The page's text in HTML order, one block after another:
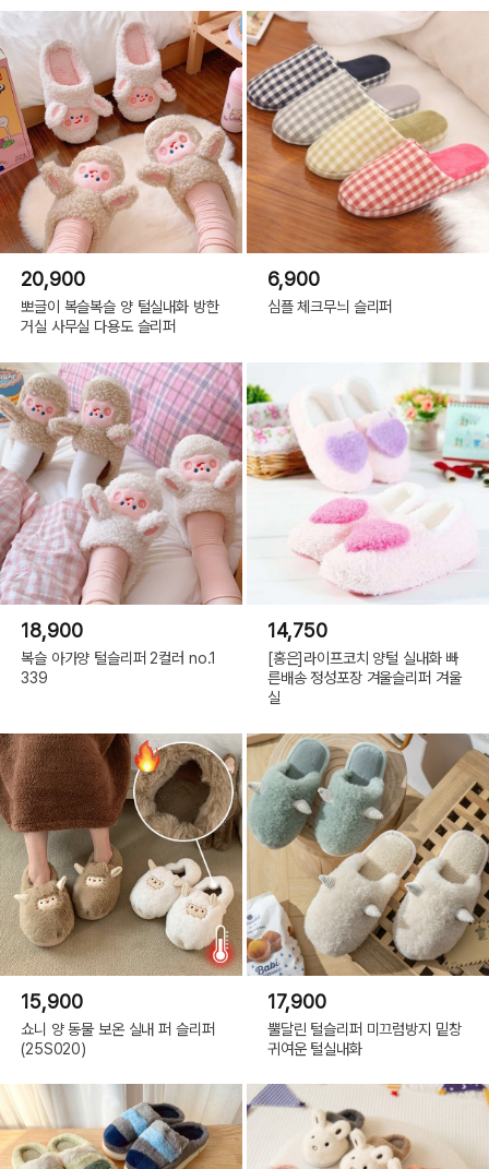
20,900
뽀글이 복슬복슬 양 털실내화 방한
거실 사무실 다용도 슬리퍼
6,900
심플 체크무늬 슬리퍼
18,900
복슬 아가양 털슬리퍼 2컬러 no.1
339
14,750
[홍은]라이프코치 양털 실내화 빠
른배송 정성포장 겨울슬리퍼 겨울
실
15,900
쇼니 양 동물 보온 실내 퍼 슬리퍼
(25S020)
17,900
뿔달린 털슬리퍼 미끄럼방지 밑창
귀여운 털실내화